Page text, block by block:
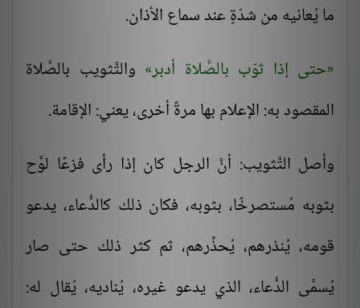
ما يُعانيه من شدّةٍ عند سماع الأذان.
حتى إذا ثوّب بالصَّلاة أدبر والتَّثويب بالصَّلاة
المقصود به: الإعلام بها مرةً أخرى، يعني: الإقامة.
وأصل التَّثويب: أنَّ الرجل كان إذا رأى فزعًا لوَّح
بثوبه مُستصرخًا، بثوبه، فكان ذلك كالدُّعاء، يدعو
قومه، يُنذرهم، يُحذِّرهم، ثم كثر ذلك حتى صار
يُسمَّى الدُّعاء، الذي يدعو غيره، يُناديه، يُقال له: